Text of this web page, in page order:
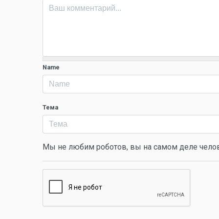
Name
Тема
Мы не любим роботов, вы на самом деле